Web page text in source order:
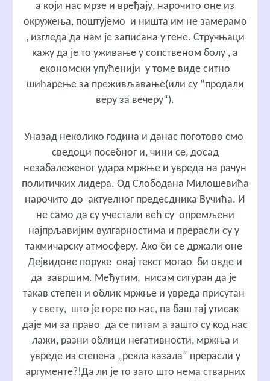
а који нас мрзе и вређају, нарочито оне из
окружења, поштујемо и ништа им не замерамо
, изгледа да нам је записана у гене. Стручњаци
кажу да је то уживање у сопственом болу , а
економски упућенији у томе виде ситно
шићарење за преживљавање(или су “продали
веру за вечеру“).
Уназад неколико година и данас поготово смо
сведоци посебног и, чини се, досад
незабалеженог удара мржње и увреда на рачун
политичких лидера. Од Слободана Милошевића
нарочито до актуелног предесдника Вучића. И
не само да су учестали већ су опремљени
најпрљавијим вулгарностима и прерасли су у
такмичарску атмосферу. Ако би се држали оне
Дејвидове поруке овај текст могао би овде и
да завршим. Међутим, нисам сигуран да је
такав степен и облик мржње и увреда присутан
у свету, што је горе по нас, па баш тај утисак
даје ми за право да се питам а зашто су код нас
лажи, разни облици негативности, мржња и
увреде из степена „рекла казала“ прерасли у
аргументе?!Да ли је то зато што нема стварних